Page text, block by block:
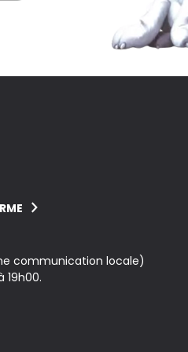
communication locale)
19h00.